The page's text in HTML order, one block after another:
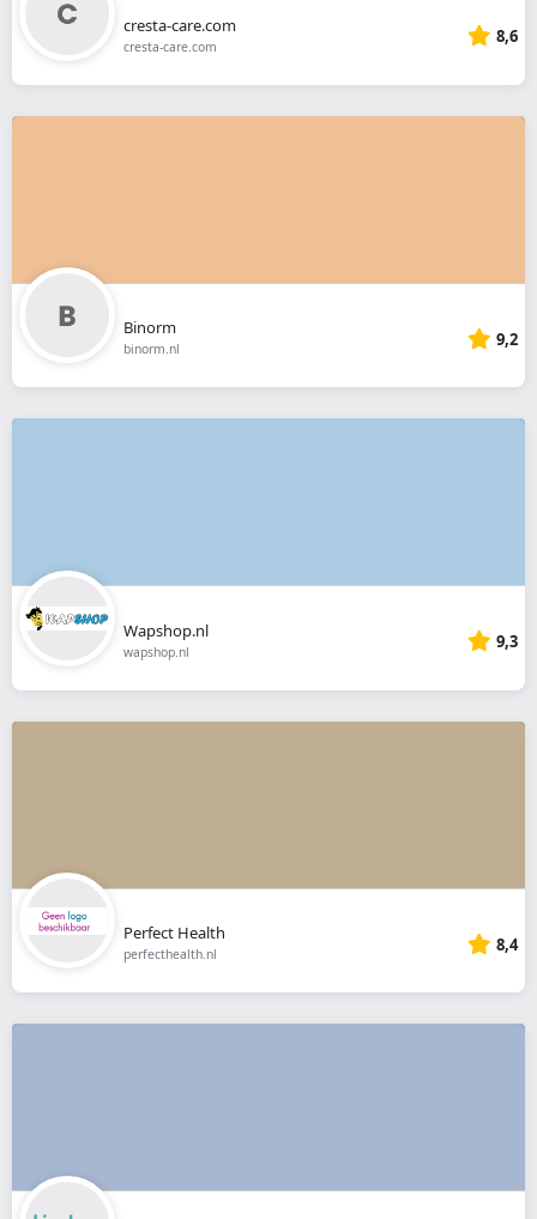
cresta-care.com
cresta-care.com 8,6
Binorm
binorm.nl 9,2
Wapshop.nl
wapshop.nl 9,3
Perfect Health
perfecthealth.nl 8,4